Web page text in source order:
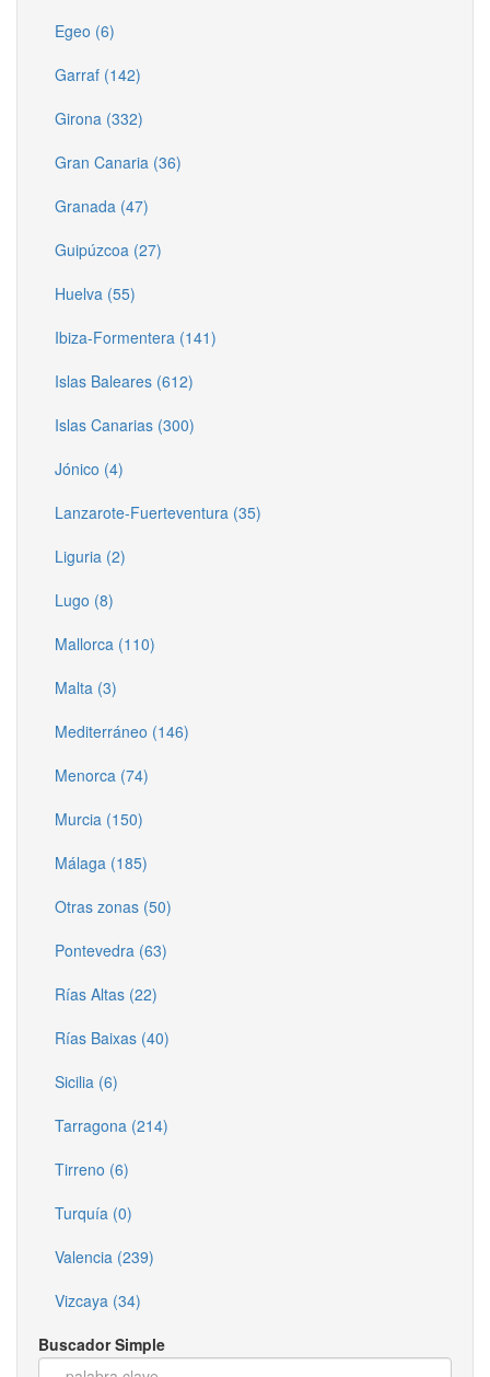
Egeo (6)
Garraf (142)
Girona (332)
Gran Canaria (36)
Granada (47)
Guipúzcoa (27)
Huelva (55)
Ibiza-Formentera (141)
Islas Baleares (612)
Islas Canarias (300)
Jónico (4)
Lanzarote-Fuerteventura (35)
Liguria (2)
Lugo (8)
Mallorca (110)
Malta (3)
Mediterráneo (146)
Menorca (74)
Murcia (150)
Málaga (185)
Otras zonas (50)
Pontevedra (63)
Rías Altas (22)
Rías Baixas (40)
Sicilia (6)
Tarragona (214)
Tirreno (6)
Turquía (0)
Valencia (239)
Vizcaya (34)
Buscador Simple